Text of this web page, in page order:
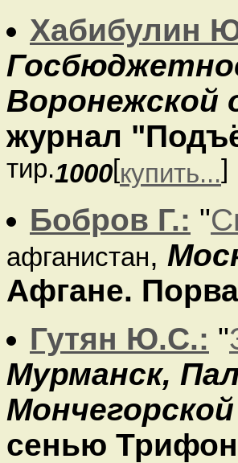
Хабибулин
Воронежской
журнал
тир.1000[купить...]
Бобров Г.: "
афганистан,
Афгане.
Гутян Ю.С.: "
Мурманск,
сенью